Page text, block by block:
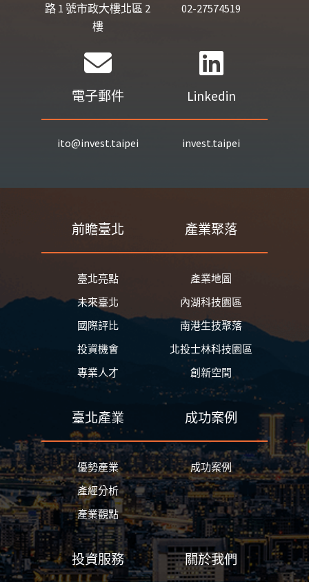
路 1 號市政大樓北區 2
樓
02-27574519
電子郵件
ito@invest.taipei
Linkedin
invest.taipei
前瞻臺北
臺北亮點
未來臺北
國際評比
投資機會
專業人才
產業聚落
產業地圖
內湖科技園區
南港生技聚落
北投士林科技園區
創新空間
臺北產業
優勢產業
產經分析
產業觀點
成功案例
成功案例
投資服務 關於我們